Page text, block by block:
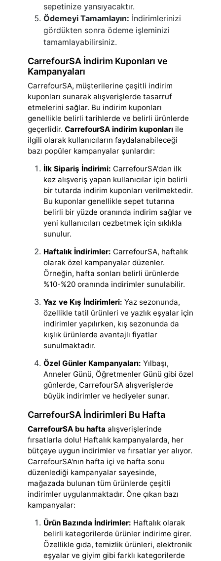
sepetinize yansıyacaktır.
Ödemeyi Tamamlayın: İndirimlerinizi
gördükten sonra ödeme işleminizi
tamamlayabilirsiniz.
CarrefourSA İndirim Kuponları ve
Kampanyaları
CarrefourSA, müşterilerine çeşitli indirim
kuponları sunarak alışverişlerde tasarruf
etmelerini sağlar. Bu indirim kuponları
genellikle belirli tarihlerde ve belirli ürünlerde
geçerlidir. CarrefourSA indirim kuponları ile
ilgili olarak kullanıcıların faydalanabileceği
bazı popüler kampanyalar şunlardır:
İlk Sipariş İndirimi: CarrefourSA'dan ilk
kez alışveriş yapan kullanıcılar için belirli
bir tutarda indirim kuponları verilmektedir.
Bu kuponlar genellikle sepet tutarına
belirli bir yüzde oranında indirim sağlar ve
yeni kullanıcıları cezbetmek için sıklıkla
sunulur.
Haftalık İndirimler: CarrefourSA, haftalık
olarak özel kampanyalar düzenler.
Örneğin, hafta sonları belirli ürünlerde
%10-%20 oranında indirimler sunulabilir.
Yaz ve Kış İndirimleri: Yaz sezonunda,
özellikle tatil ürünleri ve yazlık eşyalar için
indirimler yapılırken, kış sezonunda da
kışlık ürünlerde avantajlı fiyatlar
sunulmaktadır.
Özel Günler Kampanyaları: Yılbaşı,
Anneler Günü, Öğretmenler Günü gibi özel
günlerde, CarrefourSA alışverişlerde
büyük indirimler ve hediyeler sunar.
CarrefourSA İndirimleri Bu Hafta
CarrefourSA bu hafta alışverişlerinde
fırsatlarla dolu! Haftalık kampanyalarda, her
bütçeye uygun indirimler ve fırsatlar yer alıyor.
CarrefourSA'nın hafta içi ve hafta sonu
düzenlediği kampanyalar sayesinde,
mağazada bulunan tüm ürünlerde çeşitli
indirimler uygulanmaktadır. Öne çıkan bazı
kampanyalar:
Ürün Bazında İndirimler: Haftalık olarak
belirli kategorilerde ürünler indirime girer.
Özellikle gıda, temizlik ürünleri, elektronik
eşyalar ve giyim gibi farklı kategorilerde